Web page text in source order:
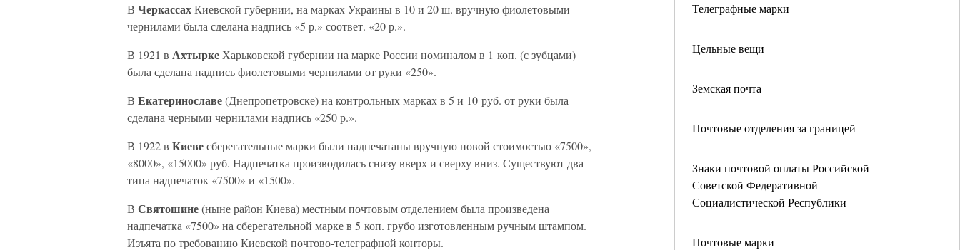
Телеграфные марки
Цельные вещи
Земская почта
Почтовые отделения за границей
Знаки почтовой оплаты Российской
Советской Федеративной
Социалистической Республики
Почтовые марки
В ЧеркассахКиевской губернии, на марках Украины в 10 и 20 ш. вручную фиолетовыми
чернилами была сделана надпись «5 р.» соответ. «20 р.».
В 1921 в Ахтырке Харьковской губернии на марке России номиналом в 1 коп. (с зубцами)
была сделана надпись фиолетовыми чернилами от руки «250».
В Екатеринославе(Днепропетровске) на контрольных марках в 5 и 10 руб. от руки была
сделана черными чернилами надпись «250 р.».
В 1922 в Киевесберегательные марки были надпечатаны вручную новой стоимостью «7500»,
«8000», «15000» руб. Надпечатка производилась снизу вверх и сверху вниз. Существуют два
типа надпечаток «7500» и «1500».
В Святошине(ныне район Киева) местным почтовым отделением была произведена
надпечатка «7500» на сберегательной марке в 5 коп. грубо изготовленным ручным штампом.
Изъята по требованию Киевской почтово-телеграфной конторы.